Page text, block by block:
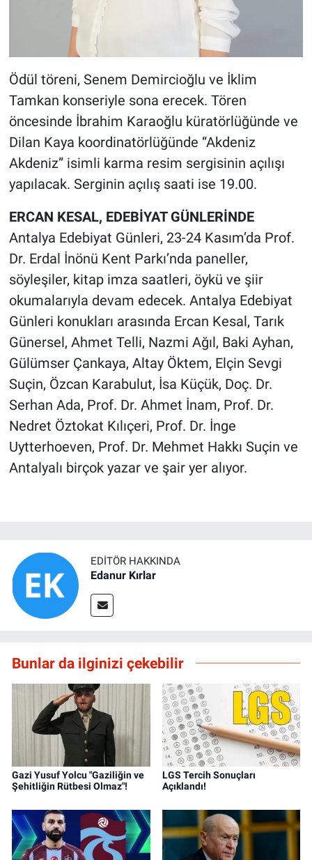
Ödül töreni, Senem Demircioğlu ve İklim
Tamkan konseriyle sona erecek. Tören
öncesinde İbrahim Karaoğlu küratörlüğünde ve
Dilan Kaya koordinatörlüğünde “Akdeniz
Akdeniz” isimli karma resim sergisinin açılışı
yapılacak. Serginin açılış saati ise 19.00.
ERCAN KESAL, EDEBİYAT GÜNLERİNDE
Antalya Edebiyat Günleri, 23-24 Kasım’da Prof.
Dr. Erdal İnönü Kent Parkı’nda paneller,
söyleşiler, kitap imza saatleri, öykü ve şiir
okumalarıyla devam edecek. Antalya Edebiyat
Günleri konukları arasında Ercan Kesal, Tarık
Günersel, Ahmet Telli, Nazmi Ağıl, Baki Ayhan,
Gülümser Çankaya, Altay Öktem, Elçin Sevgi
Suçin, Özcan Karabulut, İsa Küçük, Doç. Dr.
Serhan Ada, Prof. Dr. Ahmet İnam, Prof. Dr.
Nedret Öztokat Kılıçeri, Prof. Dr. İnge
Uytterhoeven, Prof. Dr. Mehmet Hakkı Suçin ve
Antalyalı birçok yazar ve şair yer alıyor.
EDITÖR HAKKINDA
Edanur Kırlar
Bunlar da ilginizi çekebilir
Gazi Yusuf Yolcu "Gaziliğin ve
Şehitliğin Rütbesi Olmaz"!
LGS Tercih Sonuçları
Açıklandı!